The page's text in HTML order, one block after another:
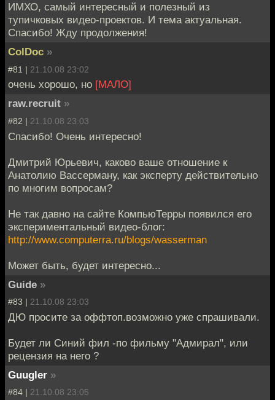
ИМХО, самый интересный и полезный из
тупичковых видео-проектов. И тема актуальная.
Спасибо! Жду продолжения!
ColDoc »
#81 | 21.10.08 23:02
очень хорошо, но [МАЛО]
raw.recruit »
#82 | 21.10.08 23:03
Спасибо! Очень интересно!
Дмитрий Юрьевич, каково ваше отношение к
Анатолию Вассерману, как эксперту действительно
по многим вопросам?
Не так давно на сайте КомпьюТерры появился его
экспериментальный видео-блог:
http://www.computerra.ru/blogs/wasserman
Может быть, будет интересно...
Guide »
#83 | 21.10.08 23:03
ДЮ просите за оффтоп.возможно уже спрашивали.
Будет ли Синий фил -по фильму "Адмирал", или
рецензия на него ?
Guugler »
#84 | 21.10.08 23:05